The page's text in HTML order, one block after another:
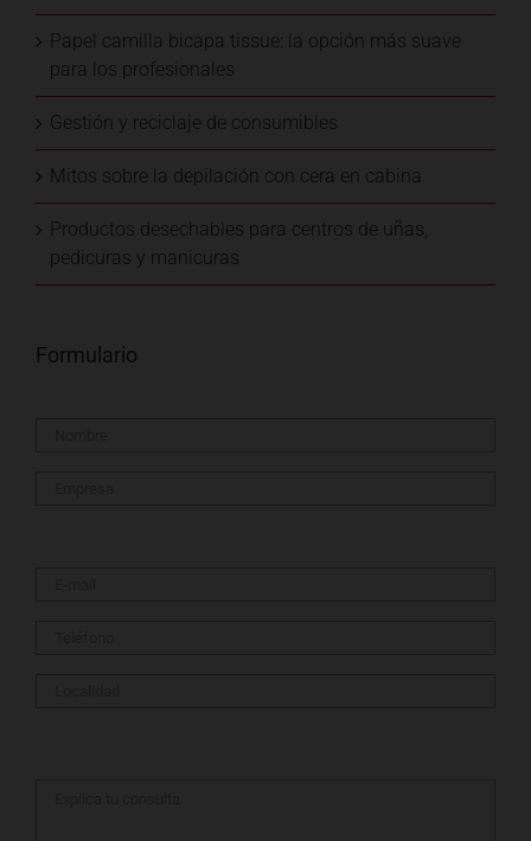
Papel camilla bicapa tissue: la opción más suave
para los profesionales
Gestión y reciclaje de consumibles
Mitos sobre la depilación con cera en cabina
Productos desechables para centros de uñas,
pedicuras y manicuras
Formulario